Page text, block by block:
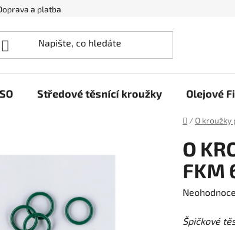
a platba
Středové těsnící kroužky Olejové
Domů
/ O kroužky
O
FKM
Průměrné
produktu
Špičkové